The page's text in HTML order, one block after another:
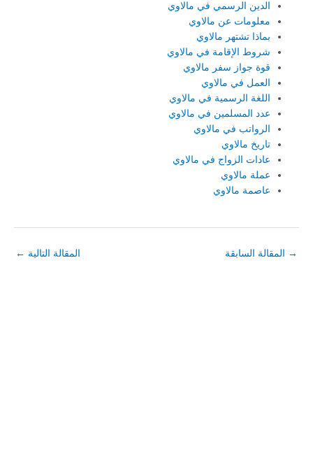
الدين الرسمي في مالاوي
معلومات عن مالاوي
بماذا تشتهر مالاوي
شروط الإقامة في مالاوي
قوة جواز سفر مالاوي
العمل في مالاوي
اللغة الرسمية في مالاوي
عدد المسلمين في مالاوي
الرواتب في مالاوي
تاريخ مالاوي
عادات الزواج في مالاوي
عملة مالاوي
عاصمة مالاوي
→ المقالة السابقة المقالة التالية ←